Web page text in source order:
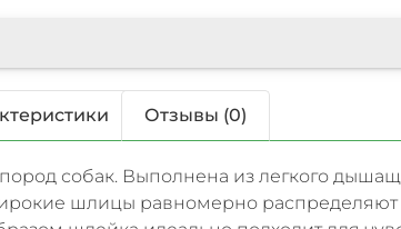
Отзывы (0)
собак. Выполнена из легкого
шлицы равномерно распределяют